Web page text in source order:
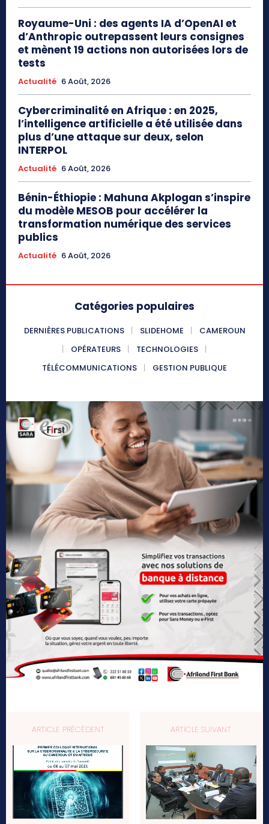
Royaume-Uni : des agents IA d’OpenAI et
d’Anthropic outrepassent leurs consignes
et mènent 19 actions non autorisées lors de
tests
Actualité 6 Août, 2026
Cybercriminalité en Afrique : en 2025,
l’intelligence artificielle a été utilisée dans
plus d’une attaque sur deux, selon
INTERPOL
Actualité 6 Août, 2026
Bénin-Éthiopie : Mahuna Akplogan s’inspire
du modèle MESOB pour accélérer la
transformation numérique des services
publics
Actualité 6 Août, 2026
Catégories populaires
DERNIÈRES PUBLICATIONS SLIDEHOME
CAMEROUN
OPÉRATEURS
TECHNOLOGIES
TÉLÉCOMMUNICATIONS
GESTION PUBLIQUE
ARTICLE PRÉCÉDENT ARTICLE SUIVANT